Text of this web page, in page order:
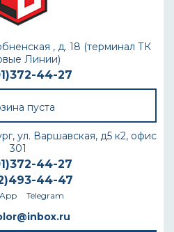
, д. 18 (терминал ТК
Линии)
44-27
пуста
ул. Варшавская, д5 к2, офис
301
44-27
44-47
Telegram